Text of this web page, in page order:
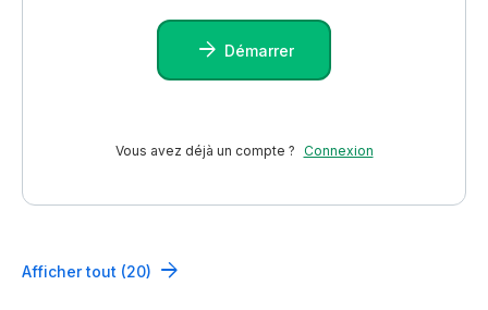
Démarrer
Vous avez déjà un compte ? Connexion
Afficher tout (20)